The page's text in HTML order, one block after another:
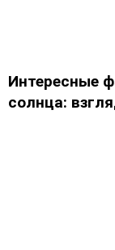
Интересные
солнца: